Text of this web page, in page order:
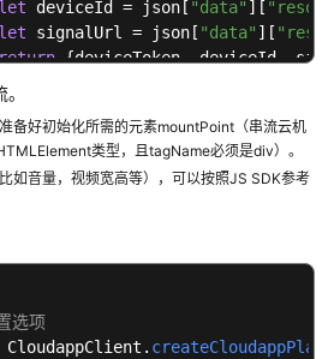
let deviceId = json[ "data" ][
let signalUrl = json[ "data" ][
return {deviceToken, deviceId,
请求异常
(json["error_msg"]);
备好初始化所需的元素mountPoint（串流云机
类型，且tagName必须是div）。
如音量，视频宽高等），可以按照JS SDK参考
选项